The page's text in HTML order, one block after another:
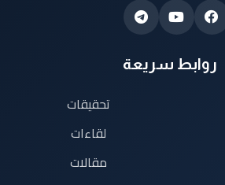
روابط سريعة
تحقيقات
لقاءات
مقالات